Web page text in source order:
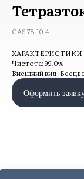
CAS 78-10-4
ХАРАКТЕРИСТИКИ
Чистота: 99,0%
Внешний вид:
Оформить